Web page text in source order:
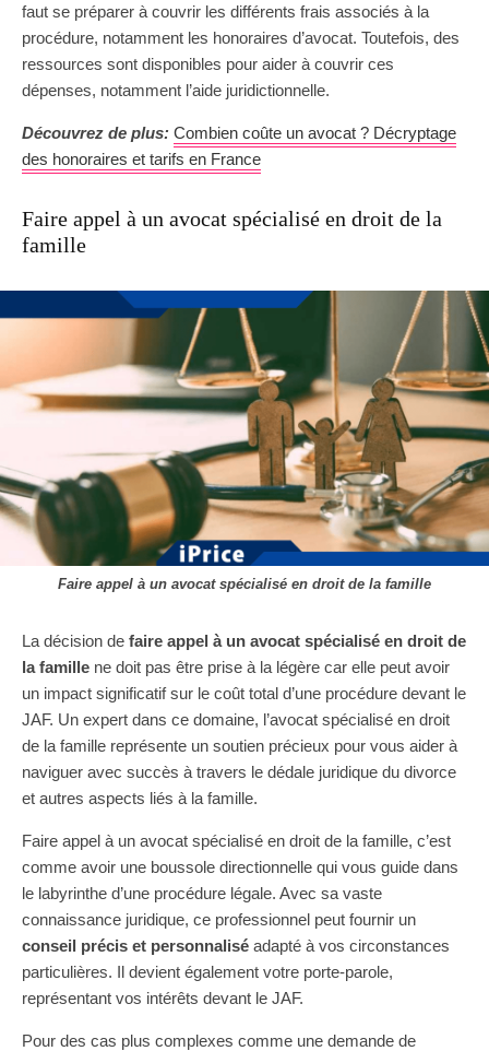
faut se préparer à couvrir les différents frais associés à la
procédure, notamment les honoraires d’avocat. Toutefois, des
ressources sont disponibles pour aider à couvrir ces
dépenses, notamment l’aide juridictionnelle.
Découvrez de plus: Combien coûte un avocat ? Décryptage
des honoraires et tarifs en France
Faire appel à un avocat spécialisé en droit de la
famille
Faire appel à un avocat spécialisé en droit de la famille
La décision de faire appel à un avocat spécialisé en droit de
la famille ne doit pas être prise à la légère car elle peut avoir
un impact significatif sur le coût total d’une procédure devant le
JAF. Un expert dans ce domaine, l’avocat spécialisé en droit
de la famille représente un soutien précieux pour vous aider à
naviguer avec succès à travers le dédale juridique du divorce
et autres aspects liés à la famille.
Faire appel à un avocat spécialisé en droit de la famille, c’est
comme avoir une boussole directionnelle qui vous guide dans
le labyrinthe d’une procédure légale. Avec sa vaste
connaissance juridique, ce professionnel peut fournir un
conseil précis et personnalisé adapté à vos circonstances
particulières. Il devient également votre porte-parole,
représentant vos intérêts devant le JAF.
Pour des cas plus complexes comme une demande de